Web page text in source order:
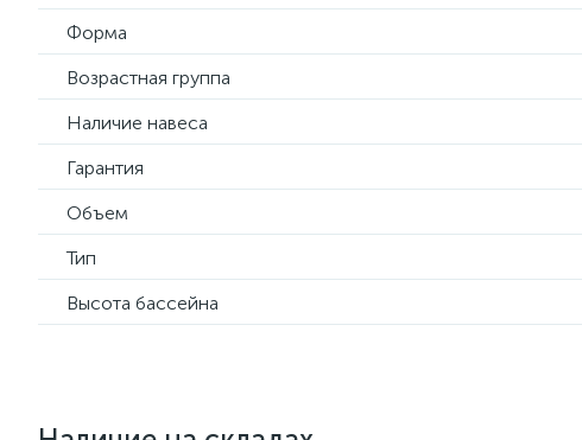
Форма
Возрастная группа
Наличие навеса
Гарантия
Объем
Тип
Высота бассейна